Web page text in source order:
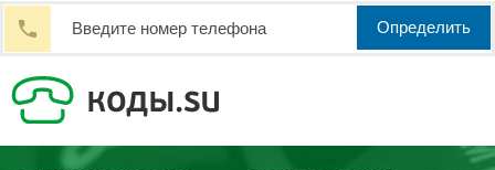
Определить